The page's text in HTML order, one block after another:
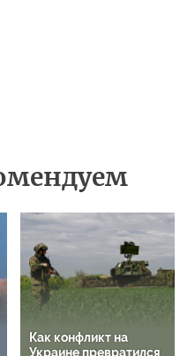
Как конфликт на
Украине превратился